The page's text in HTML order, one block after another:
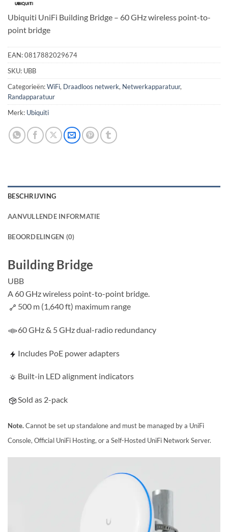
Ubiquiti UniFi Building Bridge – 60 GHz wireless point-to-
point bridge
EAN:0817882029674
SKU: UBB
Categorieën:WiFi, Draadloos netwerk, Netwerkapparatuur,
Randapparatuur
Merk: Ubiquiti
BESCHRIJVING
AANVULLENDE INFORMATIE
BEOORDELINGEN (0)
Building Bridge
UBB
A 60 GHz wireless point-to-point bridge.
500 m (1,640 ft) maximum range
60 GHz & 5 GHz dual-radio redundancy
Includes PoE power adapters
Built-in LED alignment indicators
Sold as 2-pack
Note.Cannot be set up standalone and must be managed by a UniFi
Console, Official UniFi Hosting, or a Self-Hosted UniFi Network Server.